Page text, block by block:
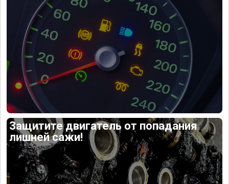
Защитите двигатель от попадания
лишней сажи!